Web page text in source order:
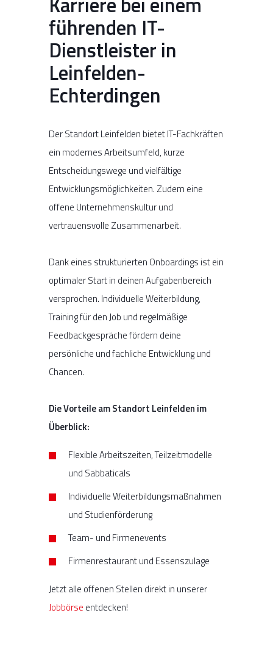
führenden IT-
Dienstleister in
Leinfelden-
Echterdingen
Der Standort Leinfelden bietet IT-Fachkräften
ein modernes Arbeitsumfeld, kurze
Entscheidungswege und vielfältige
Entwicklungsmöglichkeiten. Zudem eine
offene Unternehmenskultur und
vertrauensvolle Zusammenarbeit.
Dank eines strukturierten Onboardings ist ein
optimaler Start in deinen Aufgabenbereich
versprochen. Individuelle Weiterbildung,
Training für den Job und regelmäßige
Feedbackgespräche fördern deine
persönliche und fachliche Entwicklung und
Chancen.
Die Vorteile am Standort Leinfelden im
Überblick:
Flexible Arbeitszeiten, Teilzeitmodelle
und Sabbaticals
Individuelle Weiterbildungsmaßnahmen
und Studienförderung
Team- und Firmenevents
Firmenrestaurant und Essenszulage
Jetzt alle offenen Stellen direkt in unserer
Jobbörse entdecken!